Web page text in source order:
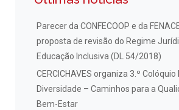
Parecer da CONFECOOP e da
proposta de revisão do Regime
Educação Inclusiva (DL 54/2018)
CERCICHAVES organiza 3.º Colóquio
Diversidade – Caminhos para a
Bem-Estar